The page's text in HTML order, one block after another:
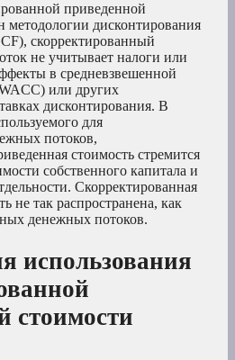
приведенной
методологии дисконтирования
скорректированный
не учитывает налоги или
в средневзвешенной
или других
дисконтирования. В
для
потоков,
стоимость стремится
собственного капитала и
Скорректированная
не так распространена, как
денежных потоков.
использования
стоимости